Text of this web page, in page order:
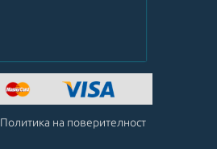
Политика на поверителност